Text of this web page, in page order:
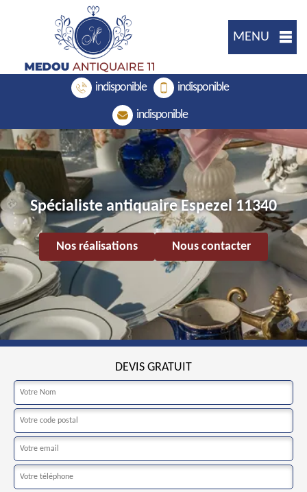
MENU
indisponible indisponible
indisponible
Spécialiste antiquaire Espezel 11340
Nos réalisations Nous contacter
DEVIS GRATUIT